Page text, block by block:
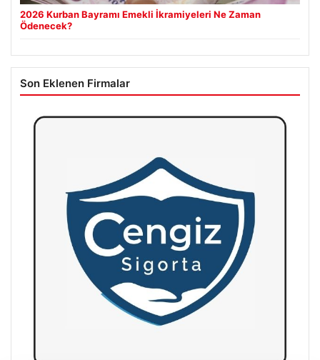
2026 Kurban Bayramı Emekli İkramiyeleri Ne Zaman
Ödenecek?
Son Eklenen Firmalar